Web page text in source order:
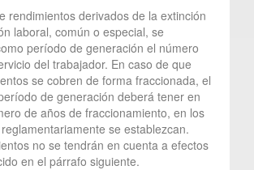
rendimientos derivados de la extinción
laboral, común o especial, se
período de generación el número
del trabajador. En caso de que
se cobren de forma fraccionada, el
de generación deberá tener en
de años de fraccionamiento, en los
se establezcan.
no se tendrán en cuenta a efectos
en el párrafo siguiente.